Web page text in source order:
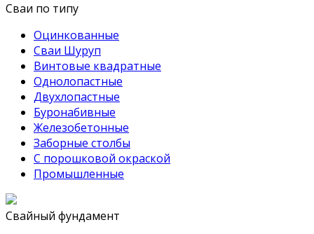
Сваи по типу
Оцинкованные
Сваи Шуруп
Винтовые квадратные
Однолопастные
Двухлопастные
Буронабивные
Железобетонные
Заборные столбы
С порошковой окраской
Промышленные
Свайный фундамент